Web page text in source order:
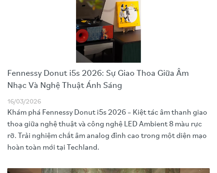
Fennessy Donut i5s 2026: Sự Giao Thoa Giữa Âm
Nhạc Và Nghệ Thuật Ánh Sáng
16/03/2026
Khám phá Fennessy Donut i5s 2026 – Kiệt tác âm thanh giao
thoa giữa nghệ thuật và công nghệ LED Ambient 8 màu rực
rỡ. Trải nghiệm chất âm analog đỉnh cao trong một diện mạo
hoàn toàn mới tại Techland.